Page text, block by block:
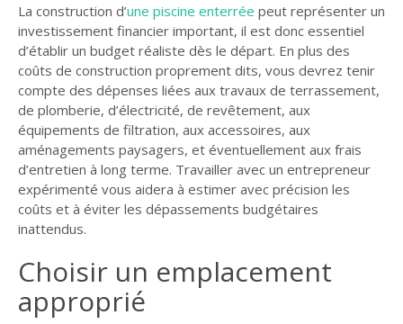
La construction d’une piscine enterrée peut représenter un
investissement financier important, il est donc essentiel
d’établir un budget réaliste dès le départ. En plus des
coûts de construction proprement dits, vous devrez tenir
compte des dépenses liées aux travaux de terrassement,
de plomberie, d’électricité, de revêtement, aux
équipements de filtration, aux accessoires, aux
aménagements paysagers, et éventuellement aux frais
d’entretien à long terme. Travailler avec un entrepreneur
expérimenté vous aidera à estimer avec précision les
coûts et à éviter les dépassements budgétaires
inattendus.
Choisir un emplacement
approprié